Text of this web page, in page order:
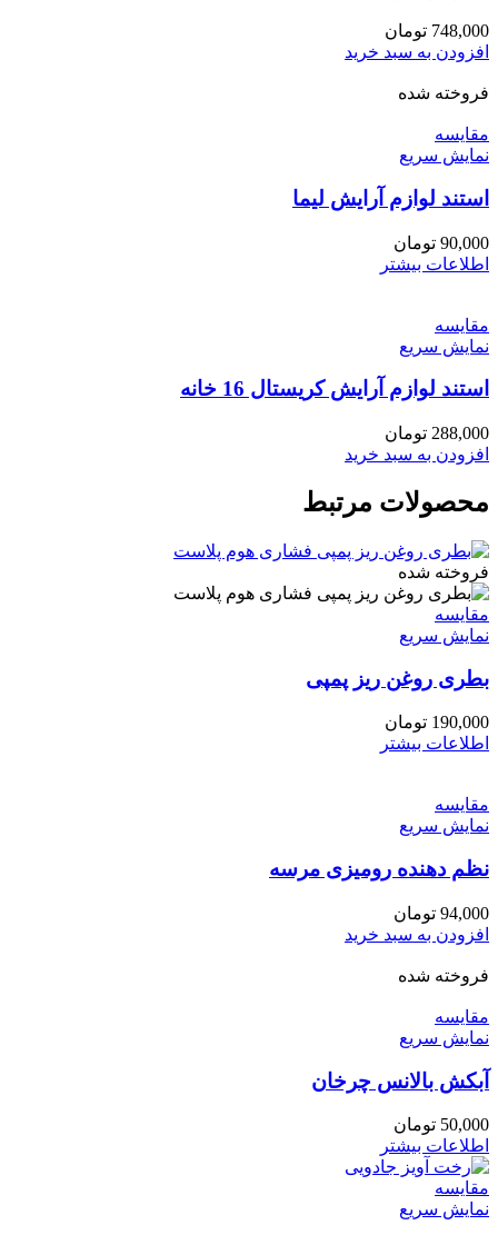
748,000 تومان
افزودن به سبد خرید
فروخته شده
مقايسه
نمایش سریع
استند لوازم آرایش لیما
90,000 تومان
اطلاعات بیشتر
مقايسه
نمایش سریع
استند لوازم آرایش کریستال 16 خانه
288,000 تومان
افزودن به سبد خرید
محصولات مرتبط
فروخته شده
مقايسه
نمایش سریع
بطری روغن ریز پمپی
190,000 تومان
اطلاعات بیشتر
مقايسه
نمایش سریع
نظم دهنده رومیزی مرسه
94,000 تومان
افزودن به سبد خرید
فروخته شده
مقايسه
نمایش سریع
آبکش بالانس چرخان
50,000 تومان
اطلاعات بیشتر
مقايسه
نمایش سریع